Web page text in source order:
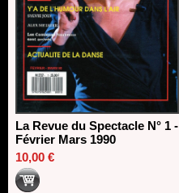
La Revue du Spectacle N° 1 -
Février Mars 1990
10,00 €